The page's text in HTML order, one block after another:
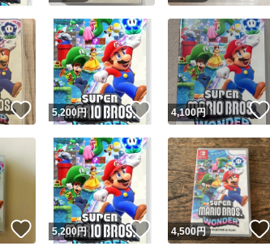
いいね！
5,200円 いいね！
4,100円
いいね！
5,200円 いいね！
4,500円